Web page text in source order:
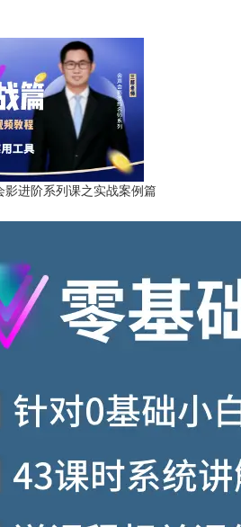
影进阶系列课之实战案例篇